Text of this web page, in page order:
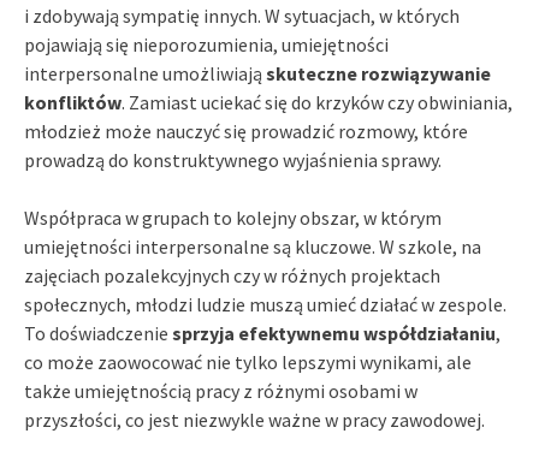
i zdobywają sympatię innych. W sytuacjach, w których
pojawiają się nieporozumienia, umiejętności
interpersonalne umożliwiają skuteczne rozwiązywanie
konfliktów. Zamiast uciekać się do krzyków czy obwiniania,
młodzież może nauczyć się prowadzić rozmowy, które
prowadzą do konstruktywnego wyjaśnienia sprawy.
Współpraca w grupach to kolejny obszar, w którym
umiejętności interpersonalne są kluczowe. W szkole, na
zajęciach pozalekcyjnych czy w różnych projektach
społecznych, młodzi ludzie muszą umieć działać w zespole.
To doświadczenie sprzyja efektywnemu współdziałaniu,
co może zaowocować nie tylko lepszymi wynikami, ale
także umiejętnością pracy z różnymi osobami w
przyszłości, co jest niezwykle ważne w pracy zawodowej.